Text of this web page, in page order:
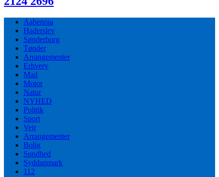
Aabenraa
Haderslev
Sønderborg
Tønder
Arrangementer
Erhverv
Mad
Motor
Natur
NYHED
Politik
Sport
Vejr
Arrangementer
Bolig
Sundhed
Syddanmark
112